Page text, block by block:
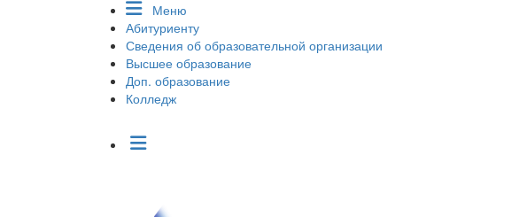
Меню
Абитуриенту
Сведения об образовательной организации
Высшее образование
Доп. образование
Колледж